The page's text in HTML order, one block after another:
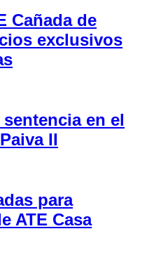
Cañada de
exclusivos
en el
II
para
ATE Casa